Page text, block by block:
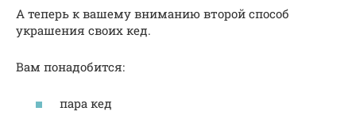
А теперь к вашему вниманию второй способ
украшения своих кед.
Вам понадобится:
пара кед